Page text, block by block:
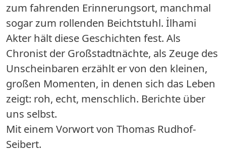
zum fahrenden Erinnerungsort, manchmal
sogar zum rollenden Beichtstuhl. İlhami
Akter hält diese Geschichten fest. Als
Chronist der Großstadtnächte, als Zeuge des
Unscheinbaren erzählt er von den kleinen,
großen Momenten, in denen sich das Leben
zeigt: roh, echt, menschlich. Berichte über
uns selbst.
Mit einem Vorwort von Thomas Rudhof-
Seibert.